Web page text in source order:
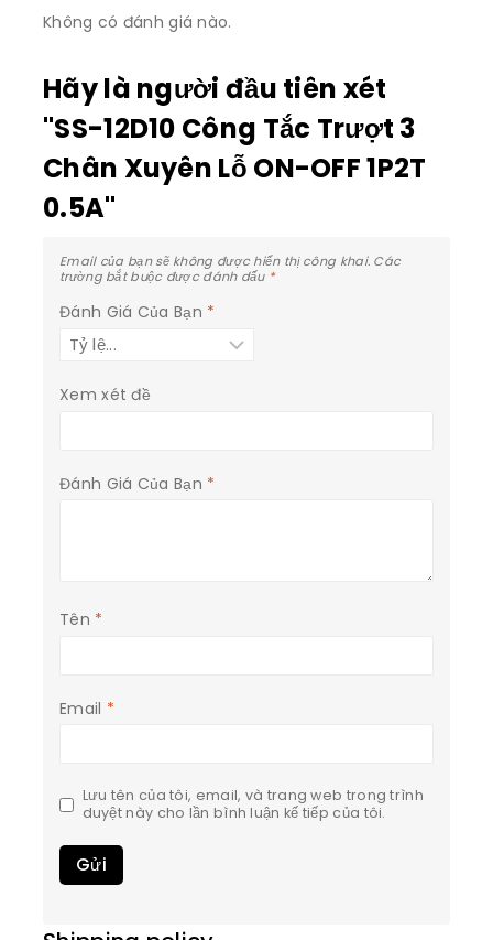
Không có đánh giá nào.
Hãy là người đầu tiên xét
"SS-12D10 Công Tắc Trượt 3
Chân Xuyên Lỗ ON-OFF 1P2T
0.5A"
Email của bạn sẽ không được hiển thị công khai. Các
trường bắt buộc được đánh dấu *
Đánh Giá Của Bạn *
Xem xét đề
Đánh Giá Của Bạn *
Tên *
Email *
Lưu tên của tôi, email, và trang web trong trình
duyệt này cho lần bình luận kế tiếp của tôi.